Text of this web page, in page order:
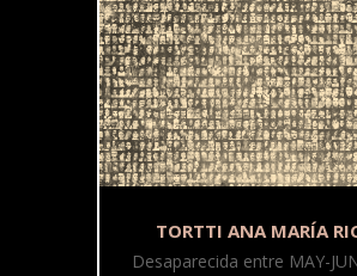
TORTTI ANA MARÍA
Desaparecida entre MAY-